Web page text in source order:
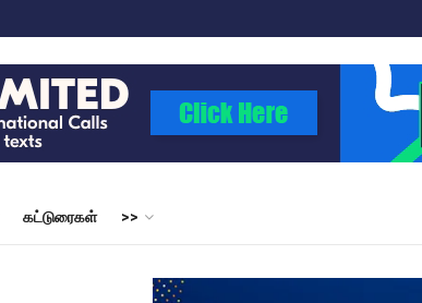
கட்டுரைகள் >>